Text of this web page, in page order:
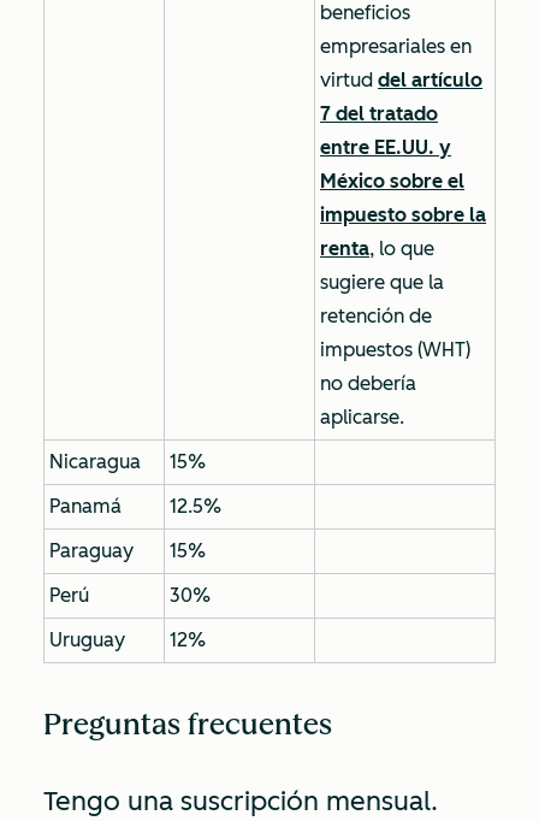
beneficios
empresariales en
virtud del artículo
7 del tratado
entre EE.UU. y
México sobre el
impuesto sobre la
renta, lo que
sugiere que la
retención de
impuestos (WHT)
no debería
aplicarse.
Nicaragua
15%
Panamá
12.5%
Paraguay
15%
Perú
30%
Uruguay
12%
Preguntas frecuentes
Tengo una suscripción mensual.